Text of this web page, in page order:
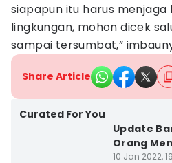
siapapun itu harus menjaga
lingkungan, mohon dicek
sampai tersumbat,”
Share Article
Curated For You
Update
Orang
10 Jan 2022,